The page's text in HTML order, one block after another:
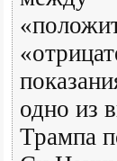
одно из
Трампа